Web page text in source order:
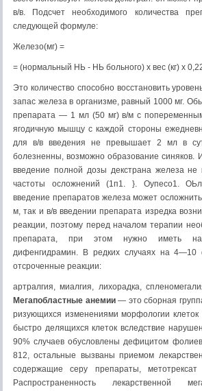
в/в. Подсчет необходимого количества
следующей формуле:
Железо(мг) =
= (нормальный НЬ - НЬ больного) х вес (кг) х
Это количество способно восстановить
запас железа в организме, равный 1000 мг.
препарата — 1 мл (50 мг) в/м с
ягодичную мышцу с каждой стороны
для в/в введения не превышает 2 мл в
болезненны, возможно образование синяков.
введение полной дозы декстрана железа
частоты осложнений (1п1. }. Оупесо1.
введение препаратов железа может
м, так и в/в введении препарата изредка
реакции, поэтому перед на­чалом терапии
препарата, при этом нужно иметь
дифенгидрамин. В редких случаях на 4—10
отсроченные реакции:
артралгия, миалгия, лихорадка,
Мегапобластные анемии— это сборная
ризующихся изменениями морфологии клеток
быстро делящихся клеток вследствие
90% случаев обусловлены дефицитом
812, остальные вызваны приемом
содер­жащие серу препараты,
Распространен­ность лекарственной